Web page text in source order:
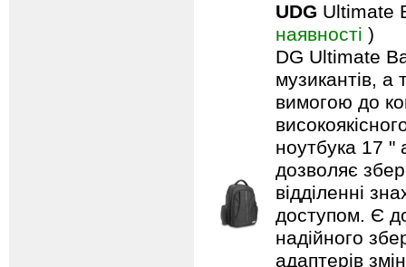
UDG Ultimate
наявності )
DG Ultimate
музикантів, а
вимогою до
ноутбука 17 "
дозволяє
відділенні
доступом. Є
надійного
адаптерів